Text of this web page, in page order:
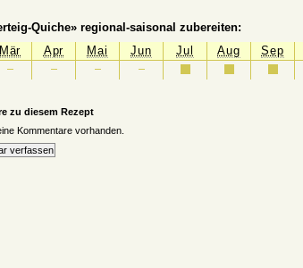
Quiche» regional-saisonal zubereiten:
Mär Apr Mai Jun Jul Aug Sep
zu diesem Rezept
Kommentare vorhanden.